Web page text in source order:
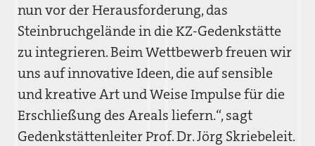
nun vor der Herausforderung, das
Steinbruchgelände in die KZ-Gedenkstätte
zu integrieren. Beim Wettbewerb freuen wir
uns auf innovative Ideen, die auf sensible
und kreative Art und Weise Impulse für die
Erschließung des Areals liefern.“, sagt
Gedenkstättenleiter Prof. Dr. Jörg Skriebeleit.